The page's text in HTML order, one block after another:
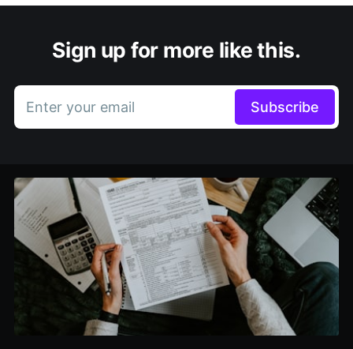
Sign up for more like this.
Enter your email Subscribe